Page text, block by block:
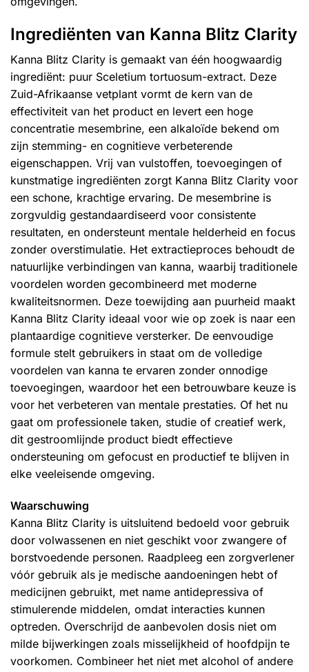
Ingrediënten van Kanna Blitz Clarity
Kanna Blitz Clarity is gemaakt van één hoogwaardig
ingrediënt: puur Sceletium tortuosum-extract. Deze
Zuid-Afrikaanse vetplant vormt de kern van de
effectiviteit van het product en levert een hoge
concentratie mesembrine, een alkaloïde bekend om
zijn stemming- en cognitieve verbeterende
eigenschappen. Vrij van vulstoffen, toevoegingen of
kunstmatige ingrediënten zorgt Kanna Blitz Clarity voor
een schone, krachtige ervaring. De mesembrine is
zorgvuldig gestandaardiseerd voor consistente
resultaten, en ondersteunt mentale helderheid en focus
zonder overstimulatie. Het extractieproces behoudt de
natuurlijke verbindingen van kanna, waarbij traditionele
voordelen worden gecombineerd met moderne
kwaliteitsnormen. Deze toewijding aan puurheid maakt
Kanna Blitz Clarity ideaal voor wie op zoek is naar een
plantaardige cognitieve versterker. De eenvoudige
formule stelt gebruikers in staat om de volledige
voordelen van kanna te ervaren zonder onnodige
toevoegingen, waardoor het een betrouwbare keuze is
voor het verbeteren van mentale prestaties. Of het nu
gaat om professionele taken, studie of creatief werk,
dit gestroomlijnde product biedt effectieve
ondersteuning om gefocust en productief te blijven in
elke veeleisende omgeving.
Waarschuwing
Kanna Blitz Clarity is uitsluitend bedoeld voor gebruik
door volwassenen en niet geschikt voor zwangere of
borstvoedende personen. Raadpleeg een zorgverlener
vóór gebruik als je medische aandoeningen hebt of
medicijnen gebruikt, met name antidepressiva of
stimulerende middelen, omdat interacties kunnen
optreden. Overschrijd de aanbevolen dosis niet om
milde bijwerkingen zoals misselijkheid of hoofdpijn te
voorkomen. Combineer het niet met alcohol of andere